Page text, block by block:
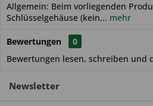
Allgemein: Beim vorliegenden
Schlüsselgehäuse (kein... mehr
Bewertungen
0
Bewertungen lesen, schreiben und
Newsletter